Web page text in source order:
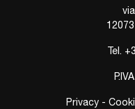
Tel.
Privacy -